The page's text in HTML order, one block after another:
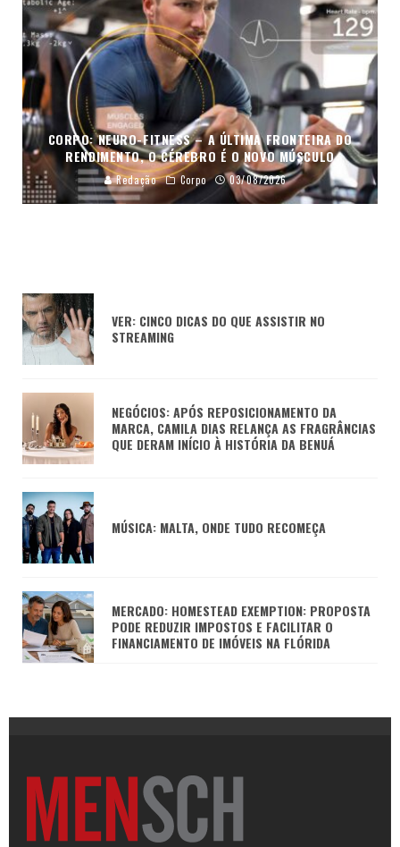
CORPO: NEURO-FITNESS – A ÚLTIMA FRONTEIRA DO
RENDIMENTO, O CÉREBRO É O NOVO MÚSCULO
Redação Corpo 03/08/2026
VER: CINCO DICAS DO QUE ASSISTIR NO
STREAMING
NEGÓCIOS: APÓS REPOSICIONAMENTO DA
MARCA, CAMILA DIAS RELANÇA AS FRAGRÂNCIAS
QUE DERAM INÍCIO À HISTÓRIA DA BENUÁ
MÚSICA: MALTA, ONDE TUDO RECOMEÇA
MERCADO: HOMESTEAD EXEMPTION: PROPOSTA
PODE REDUZIR IMPOSTOS E FACILITAR O
FINANCIAMENTO DE IMÓVEIS NA FLÓRIDA